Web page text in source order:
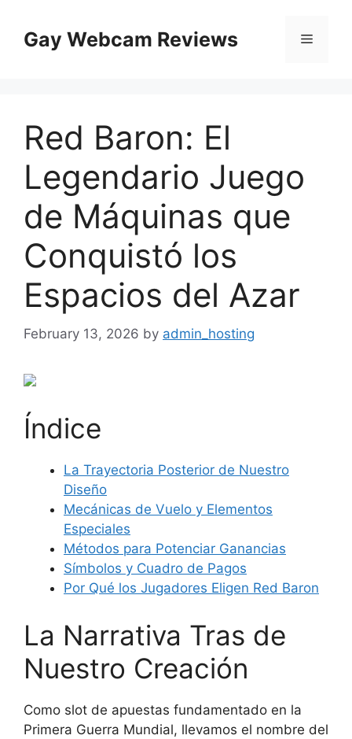
contentGay Webcam Reviews Menu
Red Baron: El
Legendario Juego
de Máquinas que
Conquistó los
Espacios del Azar
February 13, 2026 by admin_hosting
Índice
La Trayectoria Posterior de Nuestro
Diseño
Mecánicas de Vuelo y Elementos
Especiales
Métodos para Potenciar Ganancias
Símbolos y Cuadro de Pagos
Por Qué los Jugadores Eligen Red Baron
La Narrativa Tras de
Nuestro Creación
Como slot de apuestas fundamentado en la
Primera Guerra Mundial, llevamos el nombre del